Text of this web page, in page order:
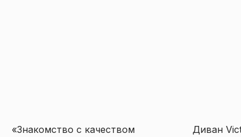
«Знакомство с качеством
Диван